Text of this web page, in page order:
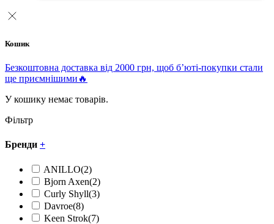
Кошик
Безкоштовна доставка від 2000 грн, щоб б’юті-покупки стали
ще приємнішими🔥
У кошику немає товарів.
Фільтр
Бренди +
ANILLO(2)
Bjorn Axen(2)
Curly Shyll(3)
Davroe(8)
Keen Strok(7)